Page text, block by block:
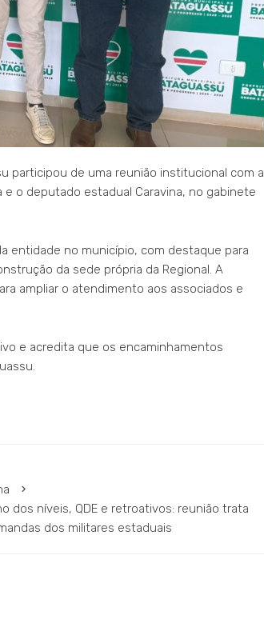
participou de uma reunião institucional com a
o deputado estadual Caravina, no gabinete
entidade no município, com destaque para
da sede própria da Regional. A
ampliar o atendimento aos associados e
e acredita que os encaminhamentos
dos níveis, QDE e retroativos: reunião trata
dos militares estaduais